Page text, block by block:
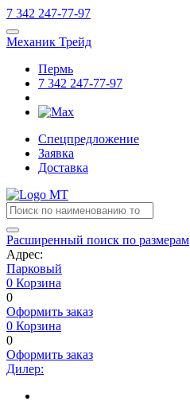
7 342 247-77-97
Механик Трейд
Пермь
7 342 247-77-97
Спецпредложение
Заявка
Доставка
Расширенный поиск по размерам
Адрес:
Парковый
0 Корзина
0
Оформить заказ
0 Корзина
0
Оформить заказ
Дилер: